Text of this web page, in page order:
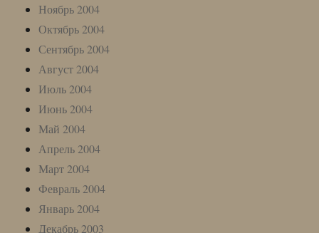
Ноябрь 2004
Октябрь 2004
Сентябрь 2004
Август 2004
Июль 2004
Июнь 2004
Май 2004
Апрель 2004
Март 2004
Февраль 2004
Январь 2004
Декабрь 2003